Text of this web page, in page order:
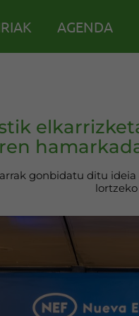
AGENDA
gonbidatu ditu